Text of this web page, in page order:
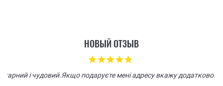
НОВЫЙ ОТЗЫВ
гарний і чудовий.Якщо подаруєте мені адресу вкажу